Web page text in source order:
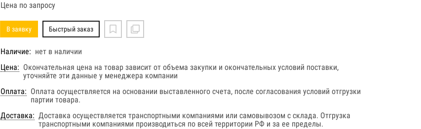
Цена по запросу
В заявку Быстрый заказ
Наличие: нет в наличии
Цена: Окончательная цена на товар зависит от объема закупки и окончательных условий поставки,
уточняйте эти данные у менеджера компании
Оплата: Оплата осуществляется на основании выставленного счета, после согласования условий отгрузки
партии товара.
Доставка: Доставка осуществляется транспортными компаниями или самовывозом с склада. Отгрузка
транспортными компаниями производиться по всей территории РФ и за ее пределы.